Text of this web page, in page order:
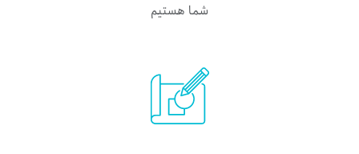
شما هستیم